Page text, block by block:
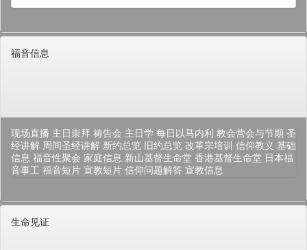
福音信息
现场直播 主日崇拜 祷告会 主日学 每日以马内利 教会营会与节期 圣
经讲解 周间圣经讲解 新约总览 旧约总览 改革宗培训 信仰教义 基础
信息 福音性聚会 家庭信息 新山基督生命堂 香港基督生命堂 日本福
音事工 福音短片 宣教短片 信仰问题解答 宣教信息
生命见证